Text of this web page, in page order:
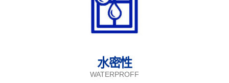
水密性
WATERPROFF